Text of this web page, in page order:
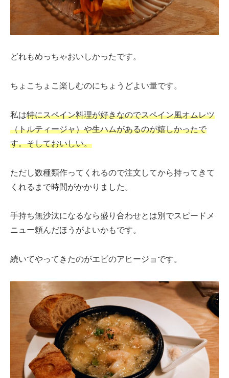
どれもめっちゃおいしかったです。
ちょこちょこ楽しむのにちょうどよい量です。
私は特にスペイン料理が好きなのでスペイン風オムレツ
（トルティージャ）や生ハムがあるのが嬉しかったで
す。そしておいしい。
ただし数種類作ってくれるので注文してから持ってきて
くれるまで時間がかかりました。
手持ち無沙汰になるなら盛り合わせとは別でスピードメ
ニュー頼んだほうがよいかもです。
続いてやってきたのがエビのアヒージョです。